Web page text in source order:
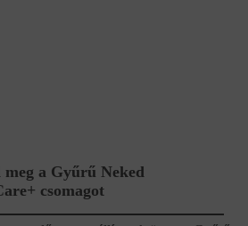
meg a Gyűrű Neked
csomagot